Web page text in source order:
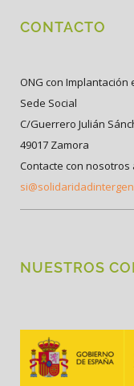
CONTACTO
ONG con Implantación
Sede Social
C/Guerrero Julián
49017 Zamora
Contacte con
NUESTROS